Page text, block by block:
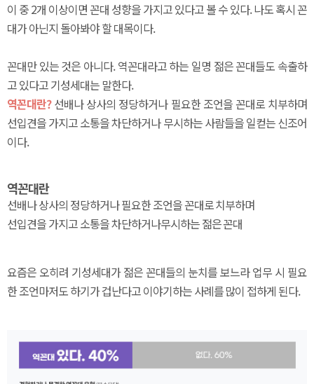
이 중 2개 이상이면 꼰대 성향을 가지고 있다고 볼 수 있다. 나도 혹시 꼰
대가 아닌지 돌아봐야 할 대목이다.
꼰대만 있는 것은 아니다. 역꼰대라고 하는 일명 젊은 꼰대들도 속출하
고 있다고 기성세대는 말한다.
역꼰대란?선배나 상사의 정당하거나 필요한 조언을 꼰대로 치부하며
선입견을 가지고 소통을 차단하거나 무시하는 사람들을 일컫는 신조어
이다.
역꼰대란
선배나 상사의 정당하거나 필요한 조언을 꼰대로 치부하며
선입견을 가지고 소통을 차단하거나무시하는 젊은 꼰대
요즘은 오히려 기성세대가 젊은 꼰대들의 눈치를 보느라 업무 시 필요
한 조언마저도 하기가 겁난다고 이야기하는 사례를 많이 접하게 된다.